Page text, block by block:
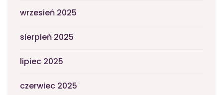
wrzesień 2025
sierpień 2025
lipiec 2025
czerwiec 2025